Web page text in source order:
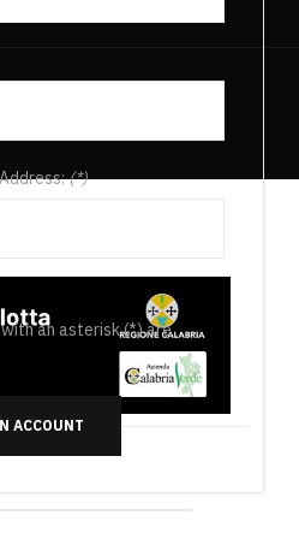
(*)
an asterisk (*) are
ACCOUNT